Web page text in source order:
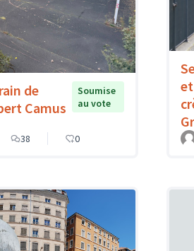
de
Camus
Soumise
au vote
38 0